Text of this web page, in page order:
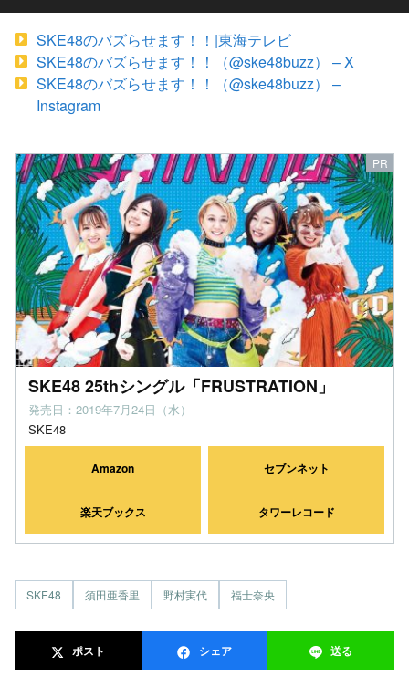
SKE48のバズらせます！！|東海テレビ
SKE48のバズらせます！！（@ske48buzz） – X
SKE48のバズらせます！！（@ske48buzz） –
Instagram
SKE48 25thシングル「FRUSTRATION」
発売日：2019年7月24日（水）
SKE48
Amazon セブンネット
楽天ブックス タワーレコード
SKE48 須田亜香里 野村実代 福士奈央
ポスト シェア 送る